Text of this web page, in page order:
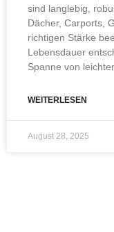
sind langlebig,
Dächer, Carports,
richtigen Stärke
Lebensdauer
Spanne von
WEITERLESEN
August 28, 2025